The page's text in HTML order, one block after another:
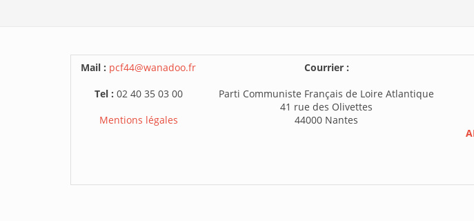
Mail : pcf44@wanadoo.fr
Tel : 02 40 35 03 00
Mentions légales
Courrier :
Parti Communiste Français de Loire Atlantique
41 rue des Olivettes
44000 Nantes